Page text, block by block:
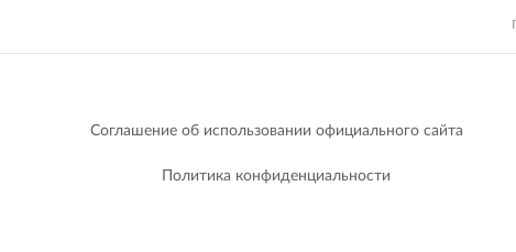
Соглашение об использовании официального сайта
Политика конфиденциальности